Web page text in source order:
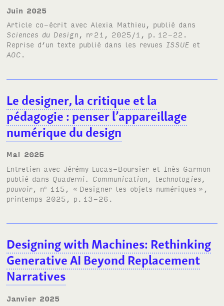
juin 2025
Article co-écrit avec Alexia Mathieu, publié dans
Sciences du Design , no 21, 2025/1, p. 12-22.
Reprise d’un texte publié dans les revues ISSUE et
AOC .
Le designer, la critique et la
pédagogie : penser l’appareillage
numérique du design
mai 2025
Entretien avec Jérémy Lucas-Boursier et Inès Garmon
publié dans Quaderni. Communication, technologies,
pouvoir , no 115, « Designer les objets numériques »,
printemps 2025, p.
13-26.
Designing with Machines: Rethinking
Generative AI Beyond Replacement
Narratives
janvier 2025